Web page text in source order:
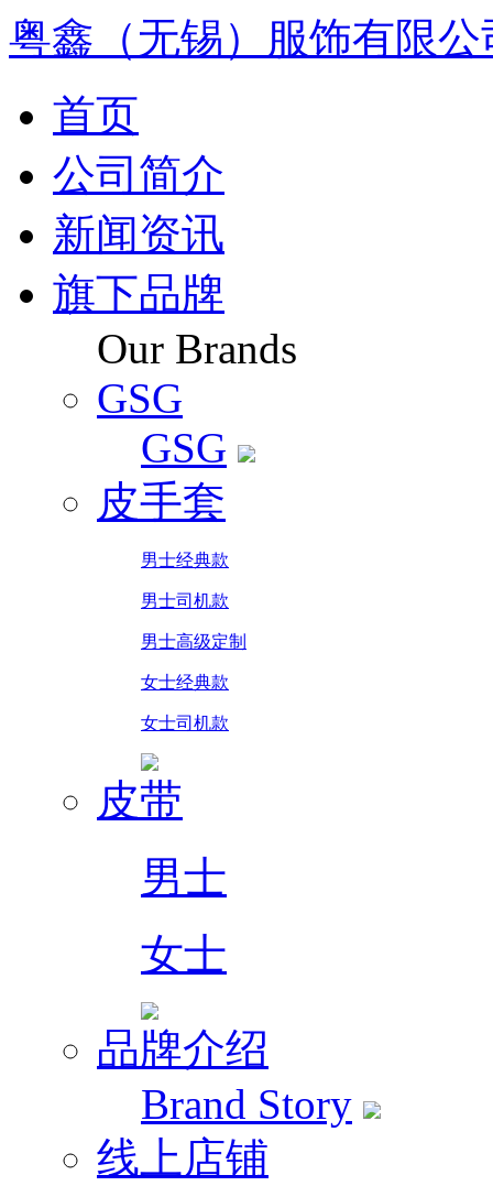
粤鑫（无锡）服饰有限公
首页
公司简介
新闻资讯
旗下品牌
Our Brands
GSG
GSG
皮手套
男士经典款
男士司机款
男士高级定制
女士经典款
女士司机款
皮带
男士
女士
品牌介绍
Brand Story
线上店铺